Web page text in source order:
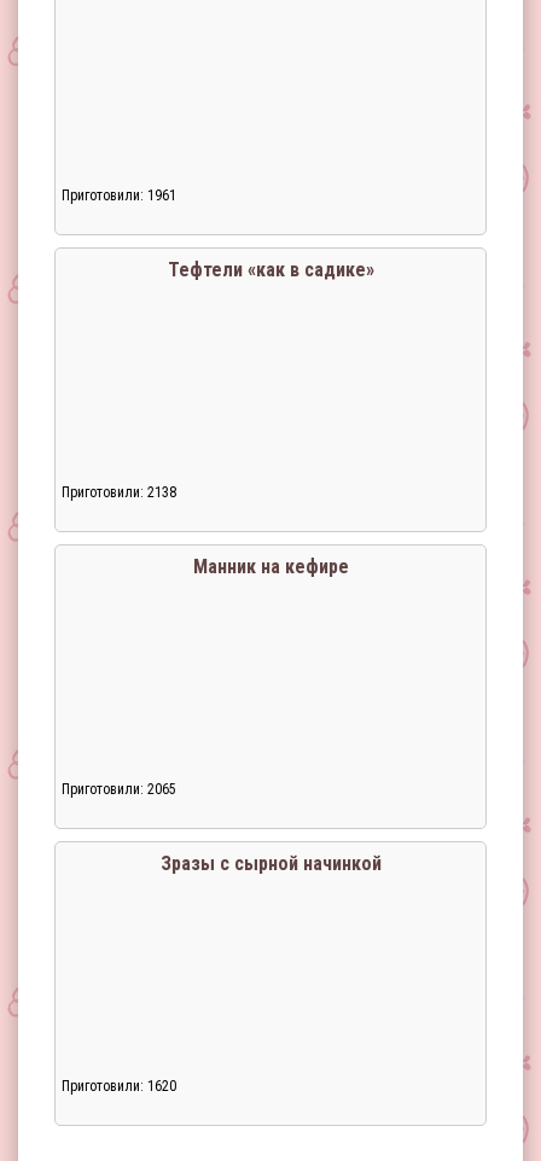
Приготовили: 1961
Тефтели «как в садике»
Приготовили: 2138
Манник на кефире
Приготовили: 2065
Зразы с сырной начинкой
Приготовили: 1620